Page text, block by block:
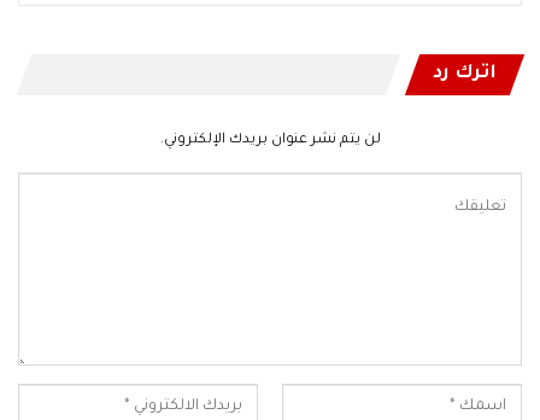
اترك رد
لن يتم نشر عنوان بريدك الإلكتروني.